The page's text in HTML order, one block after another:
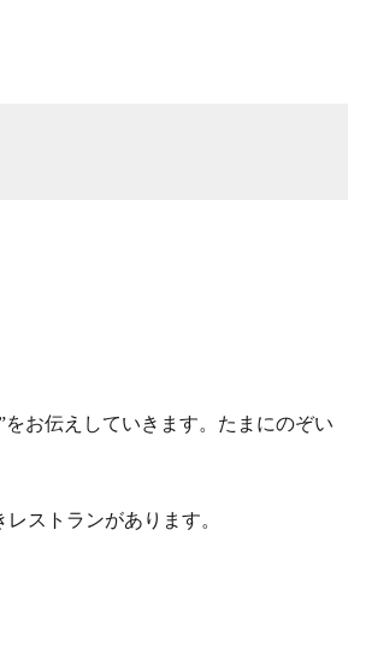
をお伝えしていきます。たまにのぞい
ストランがあります。